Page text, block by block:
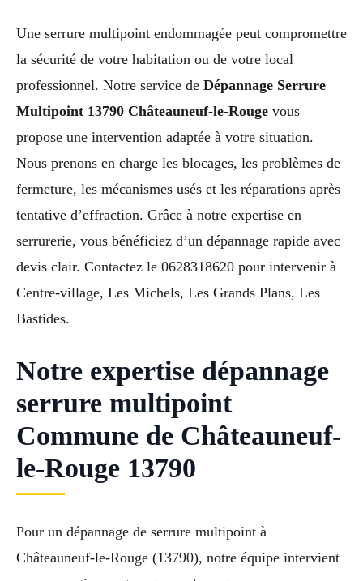
Une serrure multipoint endommagée peut compromettre
la sécurité de votre habitation ou de votre local
professionnel. Notre service de Dépannage Serrure
Multipoint 13790 Châteauneuf-le-Rouge vous
propose une intervention adaptée à votre situation.
Nous prenons en charge les blocages, les problèmes de
fermeture, les mécanismes usés et les réparations après
tentative d’effraction. Grâce à notre expertise en
serrurerie, vous bénéficiez d’un dépannage rapide avec
devis clair. Contactez le 0628318620 pour intervenir à
Centre-village, Les Michels, Les Grands Plans, Les
Bastides.
Notre expertise dépannage
serrure multipoint
Commune de Châteauneuf-
le-Rouge 13790
Pour un dépannage de serrure multipoint à
Châteauneuf-le-Rouge (13790), notre équipe intervient